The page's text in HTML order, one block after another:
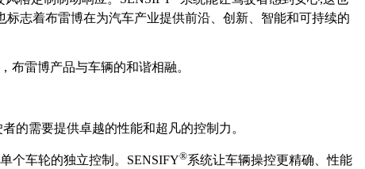
着布雷博在为汽车产业提供前沿、创新、智能和可持续的
布雷博产品与车辆的和谐相融。
的需要提供卓越的性能和超凡的控制力。
个车轮的独立控制。SENSIFY®系统让车辆操控更精确、性能